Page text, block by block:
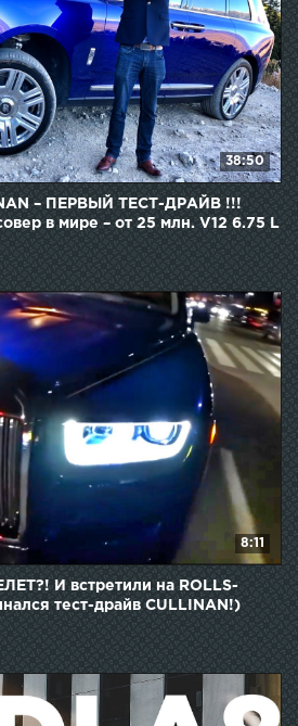
38:50
– ПЕРВЫЙ ТЕСТ-ДРАЙВ !!!
в мире – от 25 млн. V12 6.75 L
8:11
И встретили на ROLLS-
тест-драйв CULLINAN!)